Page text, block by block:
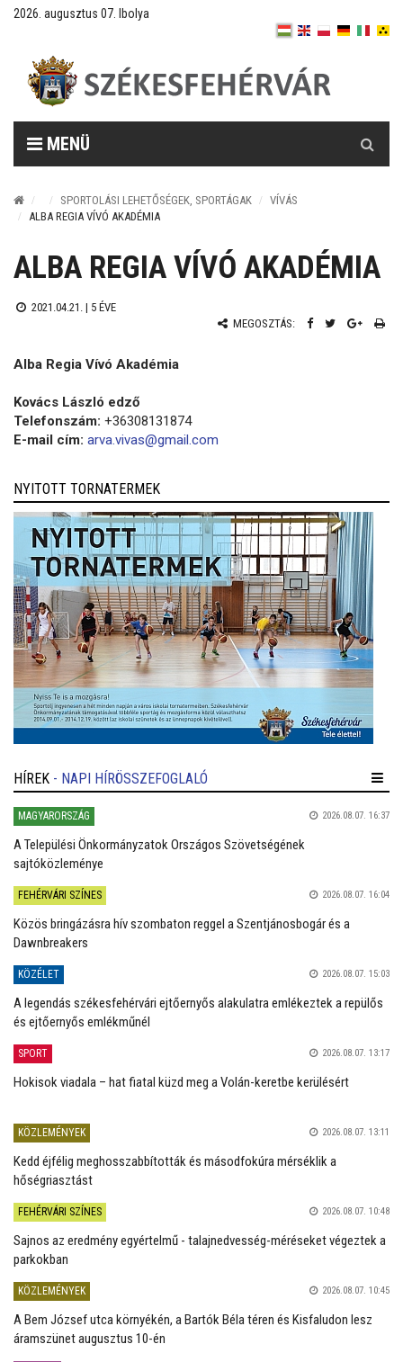
2026. augusztus 07. Ibolya
MENÜ
SPORTOLÁSI LEHETŐSÉGEK, SPORTÁGAK
VÍVÁS
ALBA REGIA VÍVÓ AKADÉMIA
ALBA REGIA VÍVÓ AKADÉMIA
2021.04.21. | 5 ÉVE
MEGOSZTÁS:
Alba Regia Vívó Akadémia
Kovács László edző
Telefonszám: +36308131874
E-mail cím: arva.vivas@gmail.com
NYITOTT TORNATERMEK
HÍREK - NAPI HÍRÖSSZEFOGLALÓ
MAGYARORSZÁG 2026.08.07. 16:37
A Települési Önkormányzatok Országos Szövetségének
sajtóközleménye
FEHÉRVÁRI SZÍNES 2026.08.07. 16:04
Közös bringázásra hív szombaton reggel a Szentjánosbogár és a
Dawnbreakers
KÖZÉLET 2026.08.07. 15:03
A legendás székesfehérvári ejtőernyős alakulatra emlékeztek a repülős
és ejtőernyős emlékműnél
SPORT 2026.08.07. 13:17
Hokisok viadala – hat fiatal küzd meg a Volán-keretbe kerülésért
KÖZLEMÉNYEK 2026.08.07. 13:11
Kedd éjfélig meghosszabbították és másodfokúra mérséklik a
hőségriasztást
FEHÉRVÁRI SZÍNES 2026.08.07. 10:48
Sajnos az eredmény egyértelmű - talajnedvesség-méréseket végeztek a
parkokban
KÖZLEMÉNYEK 2026.08.07. 10:45
A Bem József utca környékén, a Bartók Béla téren és Kisfaludon lesz
áramszünet augusztus 10-én